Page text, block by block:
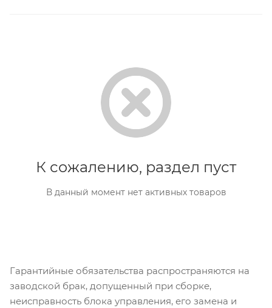
К сожалению, раздел пуст
В данный момент нет активных товаров
Гарантийные обязательства распространяются на
заводской брак, допущенный при сборке,
неисправность блока управления, его замена и